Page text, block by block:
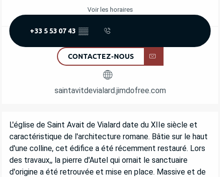
Voir les horaires
+33 5 53 07 43 ▒▒
CONTACTEZ-NOUS
saintavitdevialard.jimdofree.com
DESCRIPTION
L'église de Saint Avait de Vialard date du XIIe siècle et
caractéristique de l'architecture romane. Bâtie sur le haut
d'une colline, cet édifice a été récemment restauré. Lors
des travaux,, la pierre d'Autel qui ornait le sanctuaire
d'origine a été retrouvée et mise en place. Massive et de